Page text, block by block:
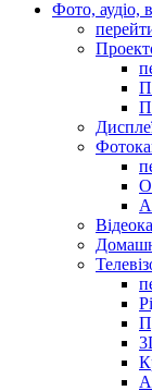
Фото, аудіо,